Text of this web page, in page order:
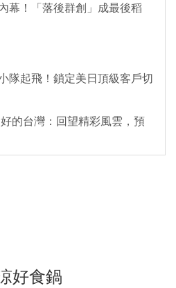
幕！「落後群創」成最後稻
隊起飛！鎖定美日頂級客戶切
的台灣：回望精彩風雲，預
好食鍋